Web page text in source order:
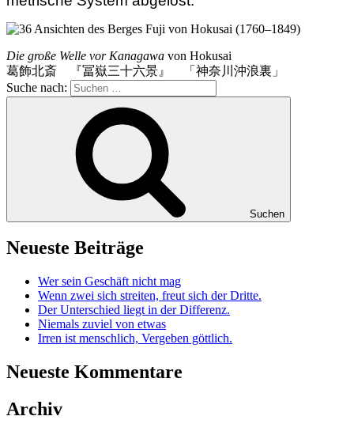
Die große Welle vor Kanagawa von Hokusai
葛飾北斎 『冨嶽三十六景』 「神奈川沖浪裏」
Suche nach:
Suchen
Neueste Beiträge
Wer sein Geschäft nicht mag
Wenn zwei sich streiten, freut sich der Dritte.
Der Unterschied liegt in der Differenz.
Niemals zuviel von etwas
Irren ist menschlich, Vergeben göttlich.
Neueste Kommentare
Archiv